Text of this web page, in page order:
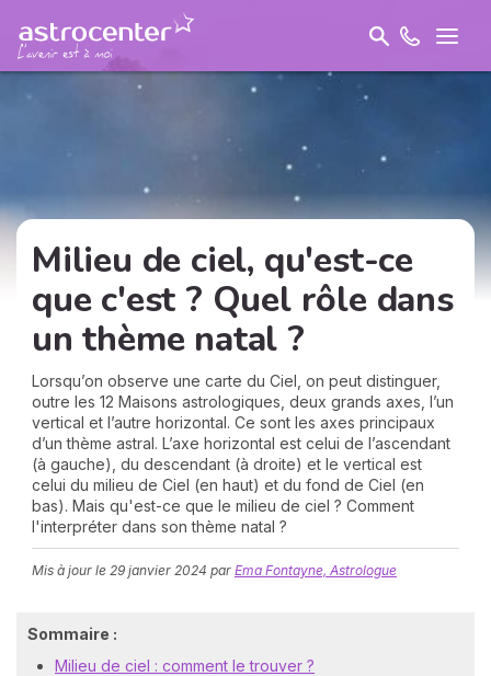
Milieu de ciel, qu'est-ce
que c'est ? Quel rôle dans
un thème natal ?
Lorsqu’on observe une carte du Ciel, on peut distinguer,
outre les 12 Maisons astrologiques, deux grands axes, l’un
vertical et l’autre horizontal. Ce sont les axes principaux
d’un thème astral. L’axe horizontal est celui de l’ascendant
(à gauche), du descendant (à droite) et le vertical est
celui du milieu de Ciel (en haut) et du fond de Ciel (en
bas). Mais qu'est-ce que le milieu de ciel ? Comment
l'interpréter dans son thème natal ?
Mis à jour le 29 janvier 2024 par Ema Fontayne, Astrologue
Sommaire :
Milieu de ciel : comment le trouver ?